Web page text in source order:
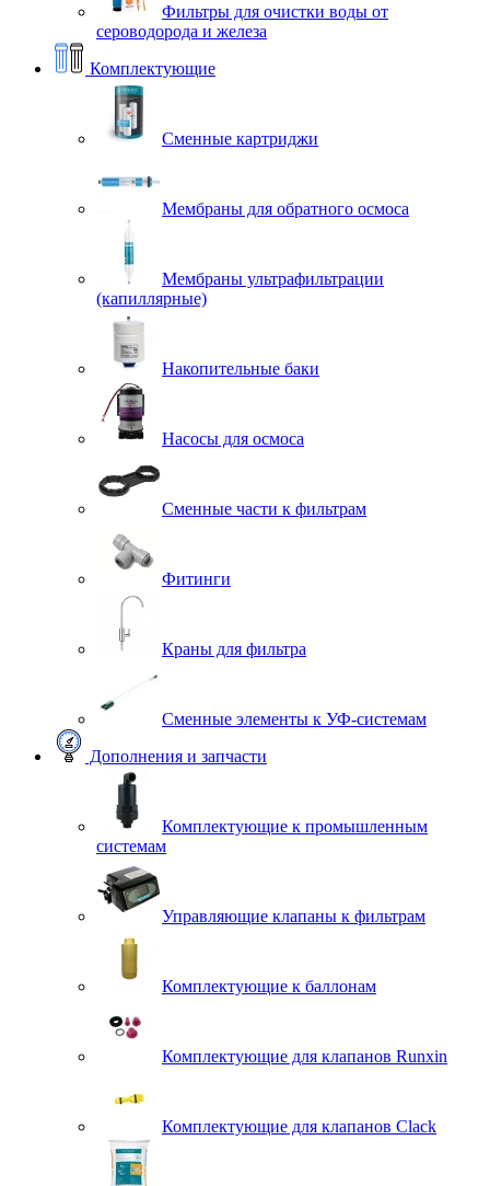
Фильтры для очистки воды от
сероводорода и железа
Комплектующие
Сменные картриджи
Мембраны для обратного осмоса
Мембраны ультрафильтрации
(капиллярные)
Накопительные баки
Насосы для осмоса
Сменные части к фильтрам
Фитинги
Краны для фильтра
Сменные элементы к УФ-системам
Дополнения и запчасти
Комплектующие к промышленным
системам
Управляющие клапаны к фильтрам
Комплектующие к баллонам
Комплектующие для клапанов Runxin
Комплектующие для клапанов Clack